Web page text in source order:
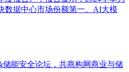
数据中心市场份额第一。AI大模